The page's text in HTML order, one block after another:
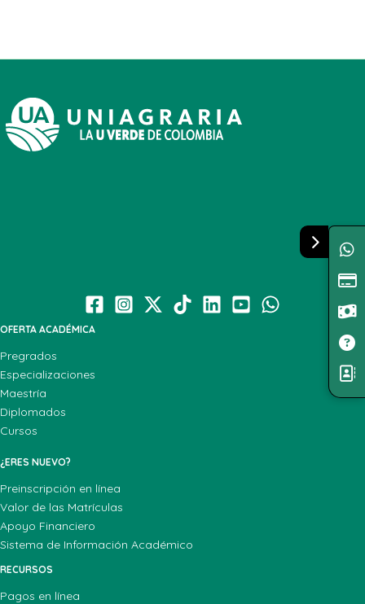
OFERTA ACADÉMICA
Pregrados
Especializaciones
Maestría
Diplomados
Cursos
¿ERES NUEVO?
Preinscripción en línea
Valor de las Matrículas
Apoyo Financiero
Sistema de Información Académico
RECURSOS
Pagos en línea